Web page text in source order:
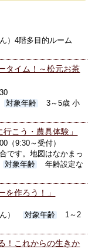
）4階多目的ルーム
タイム！～松元お茶
対象年齢
3～5歳 小
こう・農具体験」
（9:30～受付）
です。地図はなかまっ
対象年齢
年齢設定な
を作ろう！」
） 対象年齢
1～2
！これからの生きか